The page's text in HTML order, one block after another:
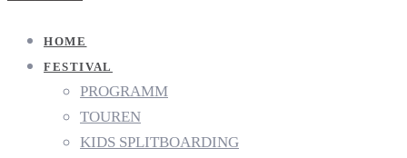
HOME
FESTIVAL
PROGRAMM
TOUREN
KIDS SPLITBOARDING